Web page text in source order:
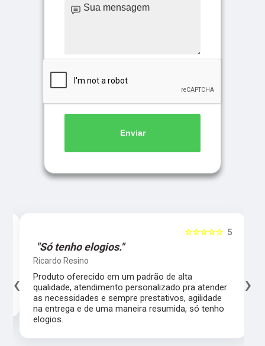
Enviar
5
☆☆☆☆☆
"Só tenho elogios."
Ricardo Resino
Produto oferecido em um padrão de alta
qualidade, atendimento personalizado pra atender
as necessidades e sempre prestativos, agilidade
na entrega e de uma maneira resumida, só tenho
elogios.
‹ ›